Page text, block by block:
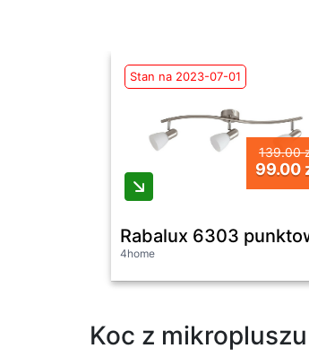
Stan na 2023-07-01
139.00
99.00
Rabalux
4home
Koc z